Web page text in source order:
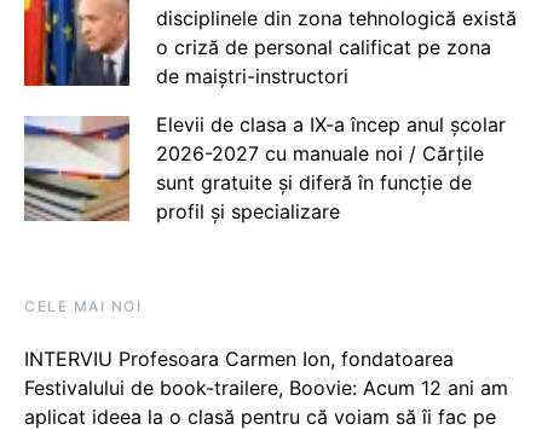
disciplinele din zona tehnologică există
o criză de personal calificat pe zona
de maiștri-instructori
Elevii de clasa a IX-a încep anul școlar
2026-2027 cu manuale noi / Cărțile
sunt gratuite și diferă în funcție de
profil și specializare
CELE MAI NOI
INTERVIU Profesoara Carmen Ion, fondatoarea
Festivalului de book-trailere, Boovie: Acum 12 ani am
aplicat ideea la o clasă pentru că voiam să îi fac pe